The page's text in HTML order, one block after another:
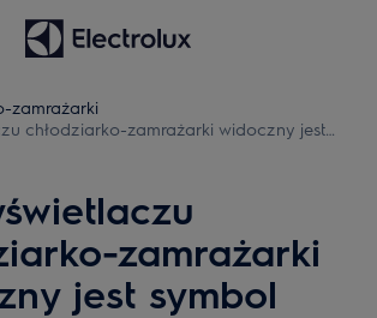
zamrażarki
chłodziarko-zamrażarki widoczny jest
zamrażarki
jest symbol